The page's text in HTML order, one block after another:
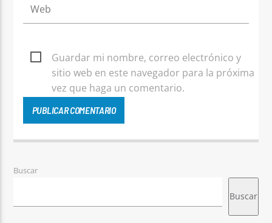
Guardar mi nombre, correo electrónico y
sitio web en este navegador para la próxima
vez que haga un comentario.
Buscar
Buscar